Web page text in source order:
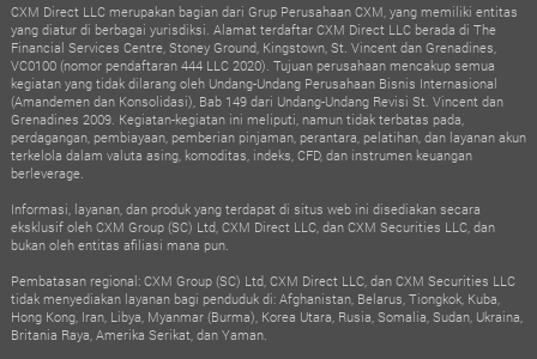
CXM Direct LLC merupakan bagian dari Grup Perusahaan CXM, yang memiliki entitas
yang diatur di berbagai yurisdiksi. Alamat terdaftar CXM Direct LLC berada di The
Financial Services Centre, Stoney Ground, Kingstown, St. Vincent dan Grenadines,
VC0100 (nomor pendaftaran 444 LLC 2020). Tujuan perusahaan mencakup semua
kegiatan yang tidak dilarang oleh Undang-Undang Perusahaan Bisnis Internasional
(Amandemen dan Konsolidasi), Bab 149 dari Undang-Undang Revisi St. Vincent dan
Grenadines 2009. Kegiatan-kegiatan ini meliputi, namun tidak terbatas pada,
perdagangan, pembiayaan, pemberian pinjaman, perantara, pelatihan, dan layanan akun
terkelola dalam valuta asing, komoditas, indeks, CFD, dan instrumen keuangan
berleverage.
Informasi, layanan, dan produk yang terdapat di situs web ini disediakan secara
eksklusif oleh CXM Group (SC) Ltd, CXM Direct LLC, dan CXM Securities LLC, dan
bukan oleh entitas afiliasi mana pun.
Pembatasan regional: CXM Group (SC) Ltd, CXM Direct LLC, dan CXM Securities LLC
tidak menyediakan layanan bagi penduduk di: Afghanistan, Belarus, Tiongkok, Kuba,
Hong Kong, Iran, Libya, Myanmar (Burma), Korea Utara, Rusia, Somalia, Sudan, Ukraina,
Britania Raya, Amerika Serikat, dan Yaman.